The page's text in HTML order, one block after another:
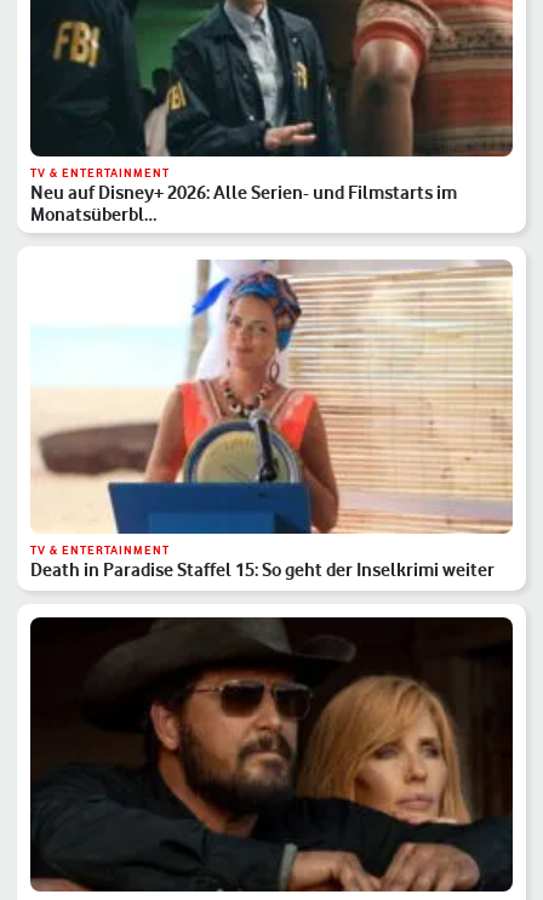
TV & ENTERTAINMENT
Neu auf Disney+ 2026: Alle Serien- und Filmstarts im
Monatsüberbl…
TV & ENTERTAINMENT
Death in Paradise Staffel 15: So geht der Inselkrimi weiter